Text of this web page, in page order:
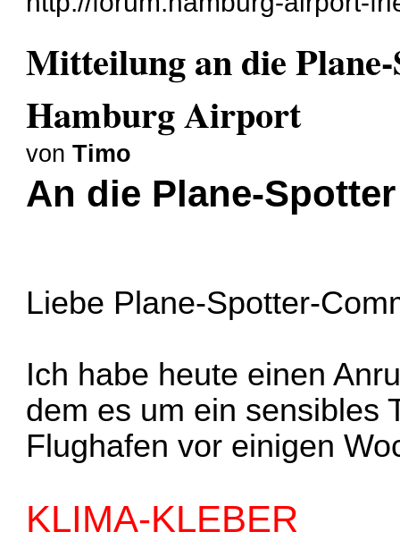
Mitteilung an die
Hamburg Airport
vonTimo
An die Plane-
Liebe Plane-Spotter-
Ich habe heute einen
dem es um ein sensibles
Flughafen vor einigen
KLIMA-KLEBER